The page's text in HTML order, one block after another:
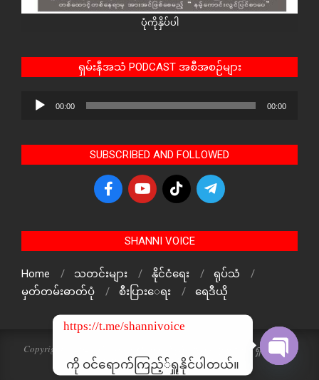
ပုံကိုနှိပ်ပါ
ရှမ်းနီအသံ PODCAST အစီအစဉ်များ
Audio
00:00 00:00
SUBSCRIBED AND FOLLOWED
SHANNI VOICE
Home သတင်းများ နိုင်ငံရေး
ရုပ်သံ
မှတ်တမ်းဓာတ်ပုံ
စီးပြားေရး ရေဒီယို
Copyright © 2024 The Voice Of ShanNi All rights reserved. ရှမ်းနီအသံ
သတင်းဌာန၏ မူပိုင်ဖြစ်ပါသည်
https://t.me/shannivoice
ကို ဝင်ရောက်ကြည့််ရှူနိုင်ပါတယ်။
Open